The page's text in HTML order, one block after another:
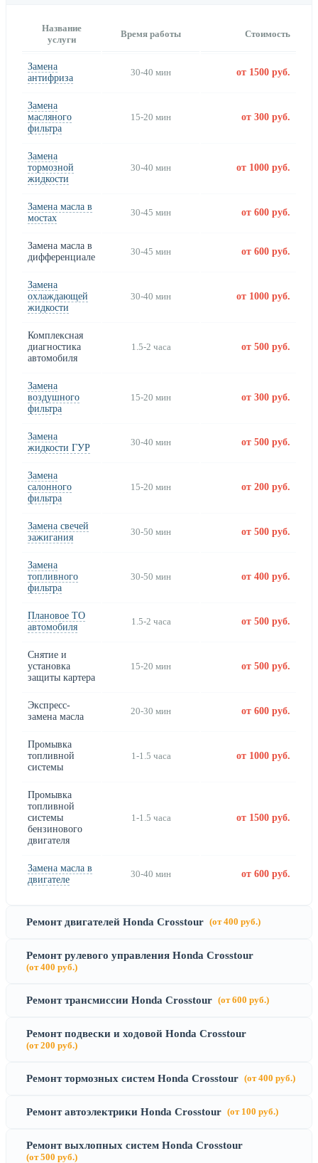
Название
услуги
Время работы Стоимость
Замена
антифриза
30-40 мин от 1500 руб.
Замена
масляного
фильтра
15-20 мин от 300 руб.
Замена
тормозной
жидкости
30-40 мин от 1000 руб.
Замена масла в
мостах
30-45 мин от 600 руб.
Замена масла в
дифференциале
30-45 мин от 600 руб.
Замена
охлаждающей
жидкости
30-40 мин от 1000 руб.
Комплексная
диагностика
автомобиля
1.5-2 часа от 500 руб.
Замена
воздушного
фильтра
15-20 мин от 300 руб.
Замена
жидкости ГУР
30-40 мин от 500 руб.
Замена
салонного
фильтра
15-20 мин от 200 руб.
Замена свечей
зажигания
30-50 мин от 500 руб.
Замена
топливного
фильтра
30-50 мин от 400 руб.
Плановое ТО
автомобиля
1.5-2 часа от 500 руб.
Снятие и
установка
защиты картера
15-20 мин от 500 руб.
Экспресс-
замена масла
20-30 мин от 600 руб.
Промывка
топливной
системы
1-1.5 часа от 1000 руб.
Промывка
топливной
системы
бензинового
двигателя
1-1.5 часа от 1500 руб.
Замена масла в
двигателе
30-40 мин от 600 руб.
Ремонт двигателей Honda Crosstour (от 400 руб.)
Ремонт рулевого управления Honda Crosstour
(от 400 руб.)
Ремонт трансмиссии Honda Crosstour (от 600 руб.)
Ремонт подвески и ходовой Honda Crosstour
(от 200 руб.)
Ремонт тормозных систем Honda Crosstour (от 400 руб.)
Ремонт автоэлектрики Honda Crosstour (от 100 руб.)
Ремонт выхлопных систем Honda Crosstour
(от 500 руб.)